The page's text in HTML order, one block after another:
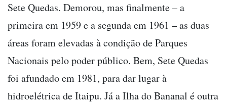
Sete Quedas. Demorou, mas finalmente – a
primeira em 1959 e a segunda em 1961 – as duas
áreas foram elevadas à condição de Parques
Nacionais pelo poder público. Bem, Sete Quedas
foi afundado em 1981, para dar lugar à
hidroelétrica de Itaipu. Já a Ilha do Bananal é outra